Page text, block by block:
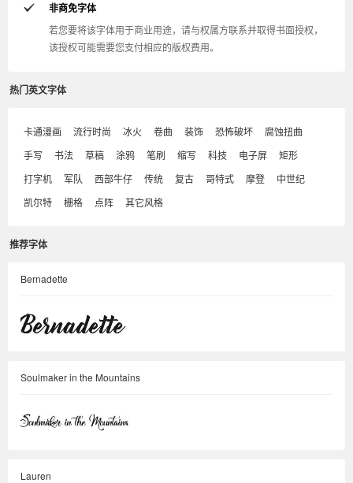
非商免字体
若您要将该字体用于商业用途，请与权属方联系并取得书面授权，
该授权可能需要您支付相应的版权费用。
热门英文字体
卡通漫画 流行时尚 冰火 卷曲 装饰 恐怖破坏
腐蚀扭曲
手写
书法 草稿 涂鸦 笔刷 缩写 科技 电子屏
矩形
打字机
军队 西部牛仔 传统 复古 哥特式 摩登
中世纪
凯尔特
栅格 点阵 其它风格
推荐字体
Bernadette
Soulmaker in the Mountains
Lauren